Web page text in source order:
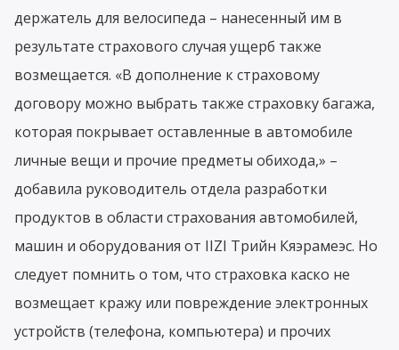
держатель для велосипеда – нанесенный им в
результате страхового случая ущерб также
возмещается. «В дополнение к страховому
договору можно выбрать также страховку багажа,
которая покрывает оставленные в автомобиле
личные вещи и прочие предметы обихода,» –
добавила руководитель отдела разработки
продуктов в области страхования автомобилей,
машин и оборудования от IIZI Трийн Кяэрамеэс. Но
следует помнить о том, что страховка каско не
возмещает кражу или повреждение электронных
устройств (телефона, компьютера) и прочих